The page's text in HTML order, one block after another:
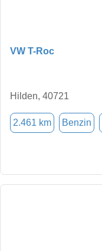
VW T-Roc
Hilden, 40721
2.461 km Benzin